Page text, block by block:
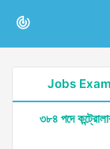
Jobs
৩৮৪ পদে